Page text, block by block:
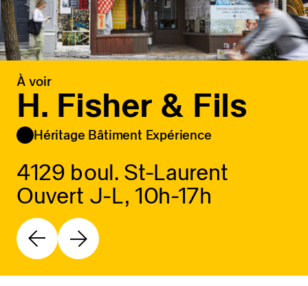
À voir
H. Fisher & Fils
Héritage Bâtiment Expérience
4129 boul. St-Laurent
Ouvert J-L, 10h-17h